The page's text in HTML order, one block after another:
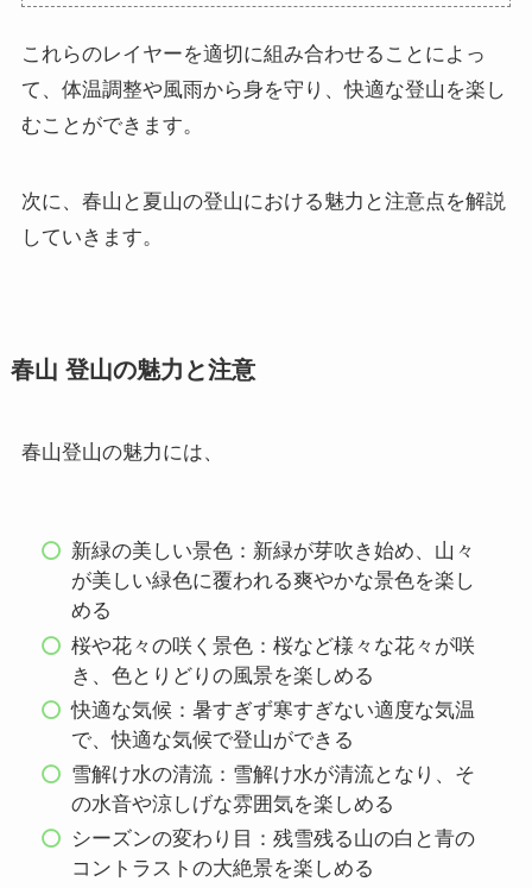
これらのレイヤーを適切に組み合わせることによっ
て、体温調整や風雨から身を守り、快適な登山を楽し
むことができます。
次に、春山と夏山の登山における魅力と注意点を解説
していきます。
春山 登山の魅力と注意
春山登山の魅力には、
新緑の美しい景色：新緑が芽吹き始め、山々
が美しい緑色に覆われる爽やかな景色を楽し
める
桜や花々の咲く景色：桜など様々な花々が咲
き、色とりどりの風景を楽しめる
快適な気候：暑すぎず寒すぎない適度な気温
で、快適な気候で登山ができる
雪解け水の清流：雪解け水が清流となり、そ
の水音や涼しげな雰囲気を楽しめる
シーズンの変わり目：残雪残る山の白と青の
コントラストの大絶景を楽しめる